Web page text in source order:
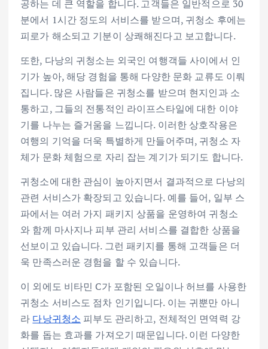
공하는 데 큰 역할을 합니다. 고객들은 일반적으로 30
분에서 1시간 정도의 서비스를 받으며, 귀청소 후에는
피로가 해소되고 기분이 상쾌해진다고 보고합니다.
또한, 다낭의 귀청소는 외국인 여행객들 사이에서 인
기가 높아, 해당 경험을 통해 다양한 문화 교류도 이뤄
집니다. 많은 사람들은 귀청소를 받으며 현지인과 소
통하고, 그들의 전통적인 라이프스타일에 대한 이야
기를 나누는 즐거움을 느낍니다. 이러한 상호작용은
여행의 기억을 더욱 특별하게 만들어주며, 귀청소 자
체가 문화 체험으로 자리 잡는 계기가 되기도 합니다.
귀청소에 대한 관심이 높아지면서 결과적으로 다낭의
관련 서비스가 확장되고 있습니다. 예를 들어, 일부 스
파에서는 여러 가지 패키지 상품을 운영하여 귀청소
와 함께 마사지나 피부 관리 서비스를 결합한 상품을
선보이고 있습니다. 그런 패키지를 통해 고객들은 더
욱 만족스러운 경험을 할 수 있습니다.
이 외에도 비타민 C가 포함된 오일이나 허브를 사용한
귀청소 서비스도 점차 인기입니다. 이는 귀뿐만 아니
라 다낭귀청소 피부도 관리하고, 전체적인 면역력 강
화를 돕는 효과를 가져오기 때문입니다. 이런 다양한